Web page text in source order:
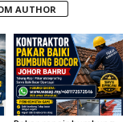
AUTHOR